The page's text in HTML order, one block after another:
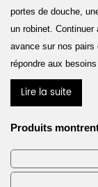
portes de douche,
un robinet.
avance sur nos pairs
répondre aux
Lire la suite
Produits